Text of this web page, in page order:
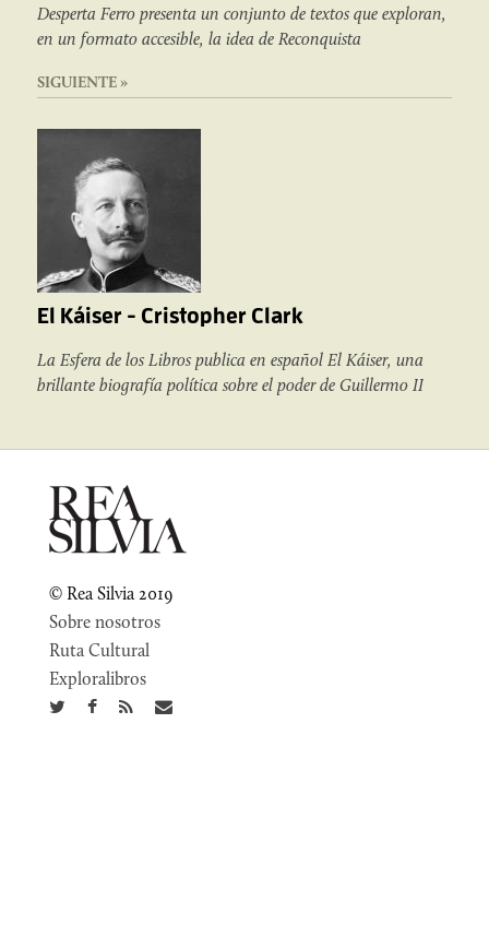
Desperta Ferro presenta un conjunto de textos que exploran,
en un formato accesible, la idea de Reconquista
SIGUIENTE »
El Káiser - Cristopher Clark
La Esfera de los Libros publica en español El Káiser, una
brillante biografía política sobre el poder de Guillermo II
© Rea Silvia 2019
Sobre nosotros
Ruta Cultural
Exploralibros